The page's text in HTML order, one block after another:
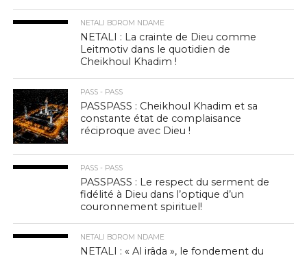
NETALI BOROM NDAME
NETALI : La crainte de Dieu comme
Leitmotiv dans le quotidien de
Cheikhoul Khadim !
PASS - PASS
PASSPASS : Cheikhoul Khadim et sa
constante état de complaisance
réciproque avec Dieu !
PASS - PASS
PASSPASS : Le respect du serment de
fidélité à Dieu dans l’optique d’un
couronnement spirituel!
NETALI BOROM NDAME
NETALI : « Al irâda », le fondement du